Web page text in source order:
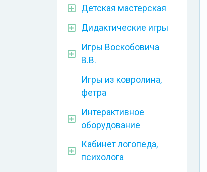
Детская мастерская
Дидактические игры
Игры Воскобовича
В.В.
Игры из ковролина,
фетра
Интерактивное
оборудование
Кабинет логопеда,
психолога